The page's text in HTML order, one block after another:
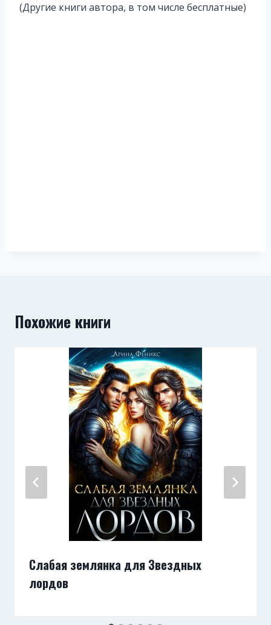
записи:
(Другие книги автора, в том числе бесплатные)
Похожие книги
Слабая землянка для Звездных
лордов